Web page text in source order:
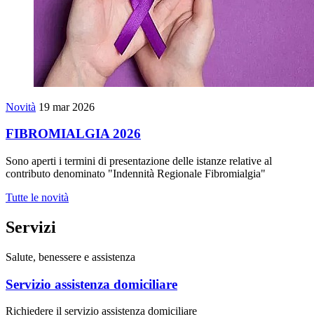
Novità 19 mar 2026
FIBROMIALGIA 2026
Sono aperti i termini di presentazione delle istanze relative al
contributo denominato "Indennità Regionale Fibromialgia"
Tutte le novità
Servizi
Salute, benessere e assistenza
Servizio assistenza domiciliare
Richiedere il servizio assistenza domiciliare